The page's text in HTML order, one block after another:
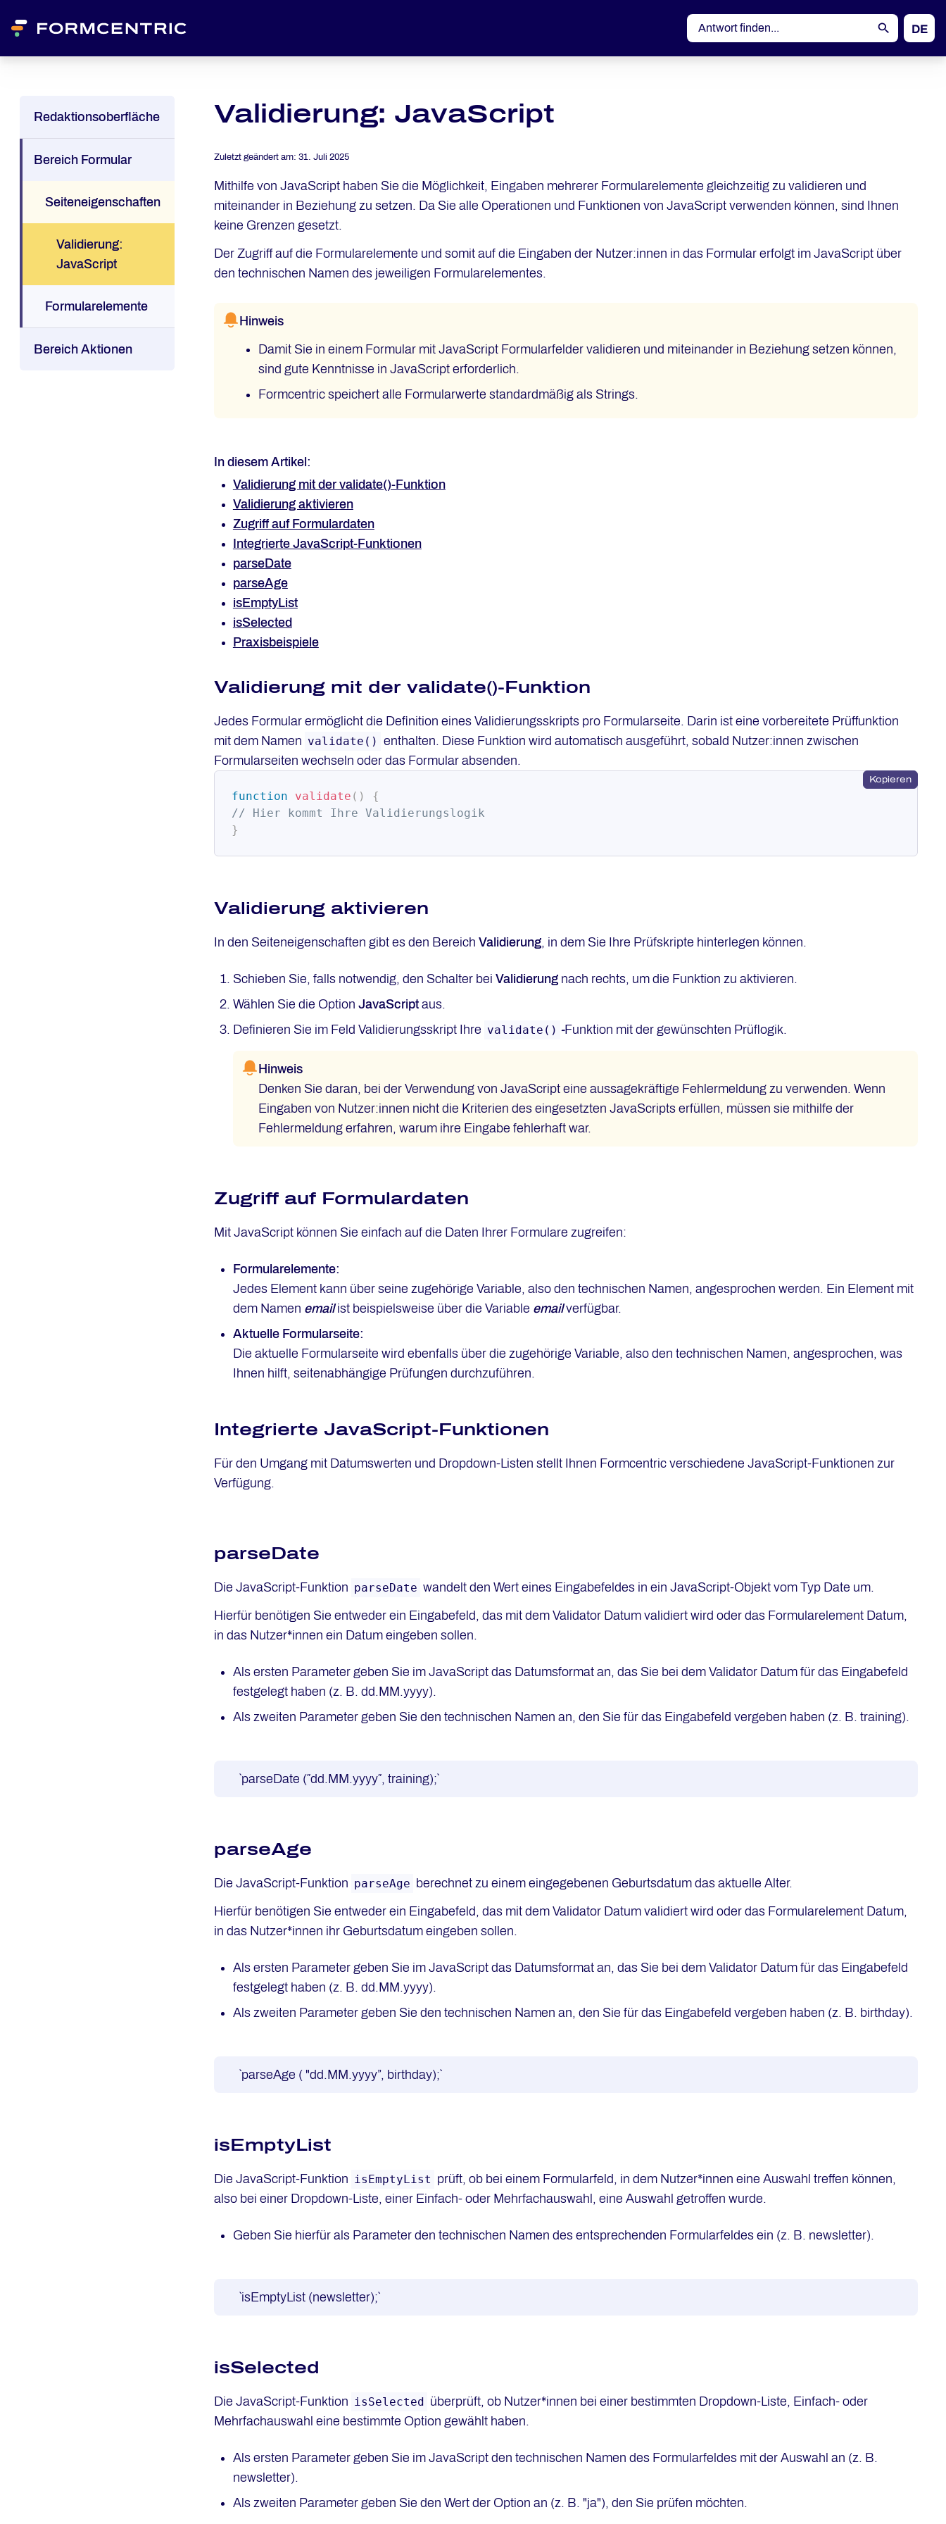
DE
EN
Redaktionsoberfläche
Bereich Formular
Seiteneigenschaften
Validierung:
JavaScript
Formularelemente
Bereich Aktionen
Validierung: JavaScript
Zuletzt geändert am: 31. Juli 2025
Mithilfe von JavaScript haben Sie die Möglichkeit, Eingaben mehrerer Formularelemente gleichzeitig zu validieren und
miteinander in Beziehung zu setzen. Da Sie alle Operationen und Funktionen von JavaScript verwenden können, sind Ihnen
keine Grenzen gesetzt.
Der Zugriff auf die Formularelemente und somit auf die Eingaben der Nutzer:innen in das Formular erfolgt im JavaScript über
den technischen Namen des jeweiligen Formularelementes.
Hinweis
Damit Sie in einem Formular mit JavaScript Formularfelder validieren und miteinander in Beziehung setzen können,
sind gute Kenntnisse in JavaScript erforderlich.
Formcentric speichert alle Formularwerte standardmäßig als Strings.
In diesem Artikel:
Validierung mit der validate()-Funktion
Validierung aktivieren
Zugriff auf Formulardaten
Integrierte JavaScript-Funktionen
parseDate
parseAge
isEmptyList
isSelected
Praxisbeispiele
Validierung mit der validate()-Funktion
Jedes Formular ermöglicht die Definition eines Validierungsskripts pro Formularseite. Darin ist eine vorbereitete Prüffunktion
mit dem Namen validate() enthalten. Diese Funktion wird automatisch ausgeführt, sobald Nutzer:innen zwischen
Formularseiten wechseln oder das Formular absenden.
Kopieren
function validate ( )
{
// Hier kommt Ihre Validierungslogik
}
Validierung aktivieren
In den Seiteneigenschaften gibt es den Bereich Validierung, in dem Sie Ihre Prüfskripte hinterlegen können.
Schieben Sie, falls notwendig, den Schalter bei Validierungnach rechts, um die Funktion zu aktivieren.
Wählen Sie die Option JavaScriptaus.
Definieren Sie im Feld Validierungsskript Ihre validate() -Funktion mit der gewünschten Prüflogik.
Hinweis
Denken Sie daran, bei der Verwendung von JavaScript eine aussagekräftige Fehlermeldung zu verwenden. Wenn
Eingaben von Nutzer:innen nicht die Kriterien des eingesetzten JavaScripts erfüllen, müssen sie mithilfe der
Fehlermeldung erfahren, warum ihre Eingabe fehlerhaft war.
Zugriff auf Formulardaten
Mit JavaScript können Sie einfach auf die Daten Ihrer Formulare zugreifen:
Formularelemente:
Jedes Element kann über seine zugehörige Variable, also den technischen Namen, angesprochen werden. Ein Element mit
dem Namen emailist beispielsweise über die Variable emailverfügbar.
Aktuelle Formularseite:
Die aktuelle Formularseite wird ebenfalls über die zugehörige Variable, also den technischen Namen, angesprochen, was
Ihnen hilft, seitenabhängige Prüfungen durchzuführen.
Integrierte JavaScript-Funktionen
Für den Umgang mit Datumswerten und Dropdown-Listen stellt Ihnen Formcentric verschiedene JavaScript-Funktionen zur
Verfügung.
parseDate
Die JavaScript-Funktion parseDate wandelt den Wert eines Eingabefeldes in ein JavaScript-Objekt vom Typ Date um.
Hierfür benötigen Sie entweder ein Eingabefeld, das mit dem Validator Datum validiert wird oder das Formularelement Datum,
in das Nutzer*innen ein Datum eingeben sollen.
Als ersten Parameter geben Sie im JavaScript das Datumsformat an, das Sie bei dem Validator Datum für das Eingabefeld
festgelegt haben (z. B. dd.MM.yyyy).
Als zweiten Parameter geben Sie den technischen Namen an, den Sie für das Eingabefeld vergeben haben (z. B. training).
`parseDate (″dd.MM.yyyy″, training);`
parseAge
Die JavaScript-Funktion parseAge berechnet zu einem eingegebenen Geburtsdatum das aktuelle Alter.
Hierfür benötigen Sie entweder ein Eingabefeld, das mit dem Validator Datum validiert wird oder das Formularelement Datum,
in das Nutzer*innen ihr Geburtsdatum eingeben sollen.
Als ersten Parameter geben Sie im JavaScript das Datumsformat an, das Sie bei dem Validator Datum für das Eingabefeld
festgelegt haben (z. B. dd.MM.yyyy).
Als zweiten Parameter geben Sie den technischen Namen an, den Sie für das Eingabefeld vergeben haben (z. B. birthday).
`parseAge ( "dd.MM.yyyy”, birthday);`
isEmptyList
Die JavaScript-Funktion isEmptyList prüft, ob bei einem Formularfeld, in dem Nutzer*innen eine Auswahl treffen können,
also bei einer Dropdown-Liste, einer Einfach- oder Mehrfachauswahl, eine Auswahl getroffen wurde.
Geben Sie hierfür als Parameter den technischen Namen des entsprechenden Formularfeldes ein (z. B. newsletter).
`isEmptyList (newsletter);`
isSelected
Die JavaScript-Funktion isSelected überprüft, ob Nutzer*innen bei einer bestimmten Dropdown-Liste, Einfach- oder
Mehrfachauswahl eine bestimmte Option gewählt haben.
Als ersten Parameter geben Sie im JavaScript den technischen Namen des Formularfeldes mit der Auswahl an (z. B.
newsletter).
Als zweiten Parameter geben Sie den Wert der Option an (z. B. "ja"), den Sie prüfen möchten.